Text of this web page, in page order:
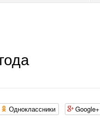
Одноклассники Google+